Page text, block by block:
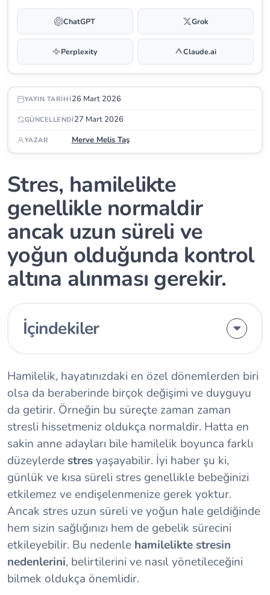
ChatGPT Grok
Perplexity Claude.ai
YAYIN TARIHI26 Mart 2026
GÜNCELLENDI27 Mart 2026
YAZAR Merve Melis Taş
Stres, hamilelikte
genellikle normaldir
ancak uzun süreli ve
yoğun olduğunda kontrol
altına alınması gerekir.
İçindekiler
Hamilelik, hayatınızdaki en özel dönemlerden biri
olsa da beraberinde birçok değişimi ve duyguyu
da getirir. Örneğin bu süreçte zaman zaman
stresli hissetmeniz oldukça normaldir. Hatta en
sakin anne adayları bile hamilelik boyunca farklı
düzeylerdestresyaşayabilir. İyi haber şu ki,
günlük ve kısa süreli stres genellikle bebeğinizi
etkilemez ve endişelenmenize gerek yoktur.
Ancak stres uzun süreli ve yoğun hale geldiğinde
hem sizin sağlığınızı hem de gebelik sürecini
etkileyebilir. Bu nedenle hamilelikte stresin
nedenlerini, belirtilerini ve nasıl yönetileceğini
bilmek oldukça önemlidir.